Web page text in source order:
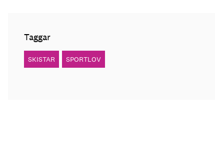
Taggar
SKISTAR SPORTLOV